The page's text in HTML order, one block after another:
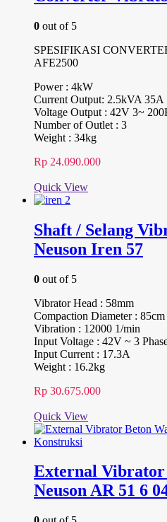
0 out of 5
SPESIFIKASI
AFE2500
Power : 4kW
Current Output: 2.5kVA 35A
Voltage Output : 42V 3~
Number of Outlet : 3
Weight : 34kg
Rp 24.090.000
Quick View
Shaft / Selang
Neuson Iren 57
0 out of 5
Vibrator Head : 58mm
Compaction Diameter : 85cm
Vibration : 12000 1/min
Input Voltage : 42V ~ 3
Input Current : 17.3A
Weight : 16.2kg
Rp 30.675.000
Quick View
External Vibrator
Neuson AR 51 6